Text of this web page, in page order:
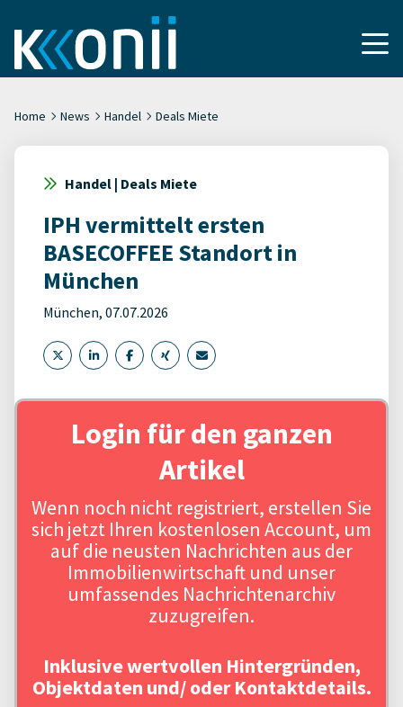
Home News Handel Deals Miete
Handel | Deals Miete
IPH vermittelt ersten
BASECOFFEE Standort in
München
München, 07.07.2026
Login für den ganzen
Artikel
Wenn noch nicht registriert, erstellen Sie
sich jetzt Ihren kostenlosen Account, um
auf die neusten Nachrichten aus der
Immobilienwirtschaft und unser
umfassendes Nachrichtenarchiv
zuzugreifen.
Inklusive wertvollen Hintergründen,
Objektdaten und/ oder Kontaktdetails.